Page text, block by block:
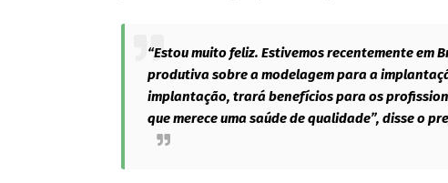
“Estou muito feliz. Estivemos recentemente em
produtiva sobre a modelagem para a
implantação, trará benefícios para os
que merece uma saúde de qualidade”, disse o